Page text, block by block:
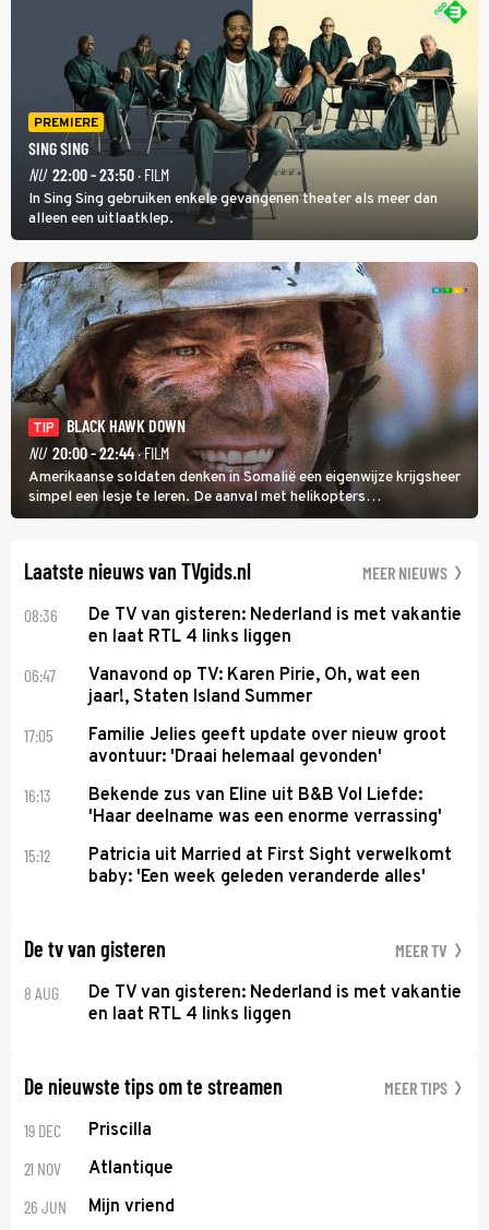
PREMIERE
SING SING
NU 22:00 - 23:50· FILM
In Sing Sing gebruiken enkele gevangenen theater als meer dan
alleen een uitlaatklep.
TIP
BLACK HAWK DOWN
NU 20:00 - 22:44· FILM
Amerikaanse soldaten denken in Somalië een eigenwijze krijgsheer
simpel een lesje te leren. De aanval met helikopters
verloopt in Black Hawk down dramatisch.
Laatste nieuws van TVgids.nl MEER NIEUWS
08:36
De TV van gisteren: Nederland is met vakantie
en laat RTL 4 links liggen
06:47
Vanavond op TV: Karen Pirie, Oh, wat een
jaar!, Staten Island Summer
17:05
Familie Jelies geeft update over nieuw groot
avontuur: 'Draai helemaal gevonden'
16:13
Bekende zus van Eline uit B&B Vol Liefde:
'Haar deelname was een enorme verrassing'
15:12
Patricia uit Married at First Sight verwelkomt
baby: 'Een week geleden veranderde alles'
De tv van gisteren MEER TV
8 AUG
De TV van gisteren: Nederland is met vakantie
en laat RTL 4 links liggen
De nieuwste tips om te streamen MEER TIPS
19 DEC Priscilla
21 NOV Atlantique
26 JUN Mijn vriend